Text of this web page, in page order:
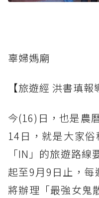
辜婦媽廟
【旅遊經 洪書瑱報
今(16)日，也是農
14日，就是大家俗
「IN」的旅遊路
起至9月9日止，每
將辦理「最強女鬼